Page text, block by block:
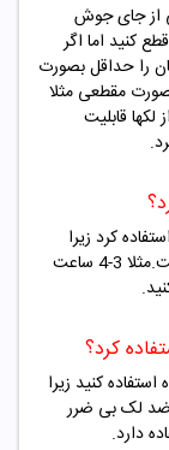
ناشی از جای جوش
کنید اما اگر
را حداقل بصورت
آن بصورت مقطعی مثلا
لکها قابلیت
کرد زیرا
پوست در دوره درمان لک به نور آفتاب حساستر است.مثلا 3-4 ساعت
کنید زیرا
ضد لک بی ضرر
دارد.